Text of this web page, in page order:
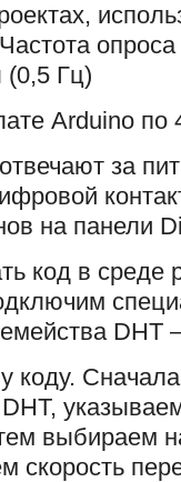
(0,5 Гц)
Arduino по
за
на панели
код в среде
DHT
коду.
выбираем
скорость